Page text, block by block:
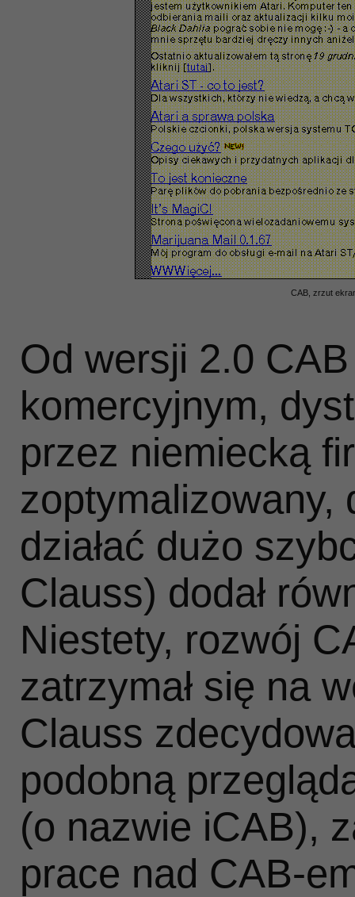
CAB, zrzut
Od wersji 2.0
komercyjnym,
przez niemiecką
zoptymalizowany,
działać dużo
Clauss) dodał
Niestety, rozwój
zatrzymał się na
Clauss
podobną
(o nazwie iCAB),
prace nad